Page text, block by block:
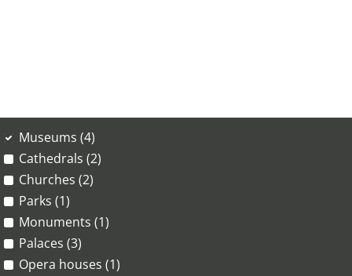
Museums (4)
Cathedrals (2)
Churches (2)
Parks (1)
Monuments (1)
Palaces (3)
Opera houses (1)